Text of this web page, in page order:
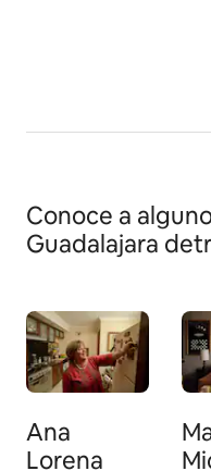
Conoce a
Guadalajara
Ana
Lorena